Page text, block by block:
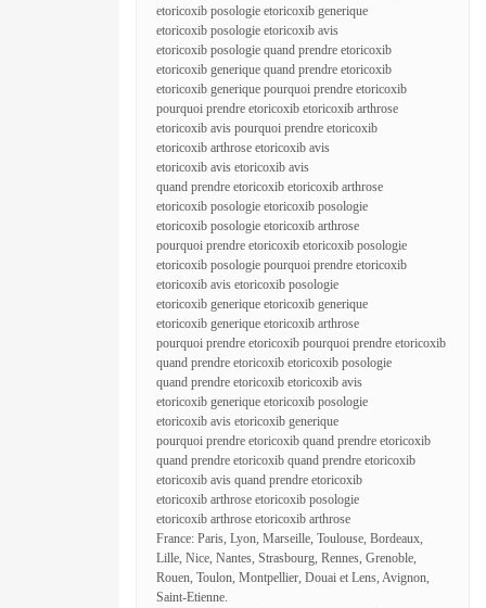
etoricoxib posologie etoricoxib generique
etoricoxib posologie etoricoxib avis
etoricoxib posologie quand prendre etoricoxib
etoricoxib generique quand prendre etoricoxib
etoricoxib generique pourquoi prendre etoricoxib
pourquoi prendre etoricoxib etoricoxib arthrose
etoricoxib avis pourquoi prendre etoricoxib
etoricoxib arthrose etoricoxib avis
etoricoxib avis etoricoxib avis
quand prendre etoricoxib etoricoxib arthrose
etoricoxib posologie etoricoxib posologie
etoricoxib posologie etoricoxib arthrose
pourquoi prendre etoricoxib etoricoxib posologie
etoricoxib posologie pourquoi prendre etoricoxib
etoricoxib avis etoricoxib posologie
etoricoxib generique etoricoxib generique
etoricoxib generique etoricoxib arthrose
pourquoi prendre etoricoxib pourquoi prendre etoricoxib
quand prendre etoricoxib etoricoxib posologie
quand prendre etoricoxib etoricoxib avis
etoricoxib generique etoricoxib posologie
etoricoxib avis etoricoxib generique
pourquoi prendre etoricoxib quand prendre etoricoxib
quand prendre etoricoxib quand prendre etoricoxib
etoricoxib avis quand prendre etoricoxib
etoricoxib arthrose etoricoxib posologie
etoricoxib arthrose etoricoxib arthrose
France: Paris, Lyon, Marseille, Toulouse, Bordeaux,
Lille, Nice, Nantes, Strasbourg, Rennes, Grenoble,
Rouen, Toulon, Montpellier, Douai et Lens, Avignon,
Saint-Etienne.